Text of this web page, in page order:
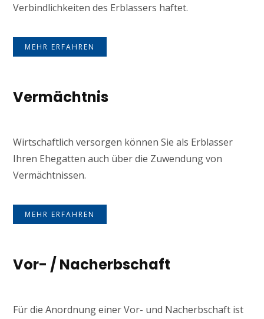
Verbindlichkeiten des Erblassers haftet.
MEHR ERFAHREN
Vermächtnis
Wirtschaftlich versorgen können Sie als Erblasser
Ihren Ehegatten auch über die Zuwendung von
Vermächtnissen.
MEHR ERFAHREN
Vor- / Nacherbschaft
Für die Anordnung einer Vor- und Nacherbschaft ist